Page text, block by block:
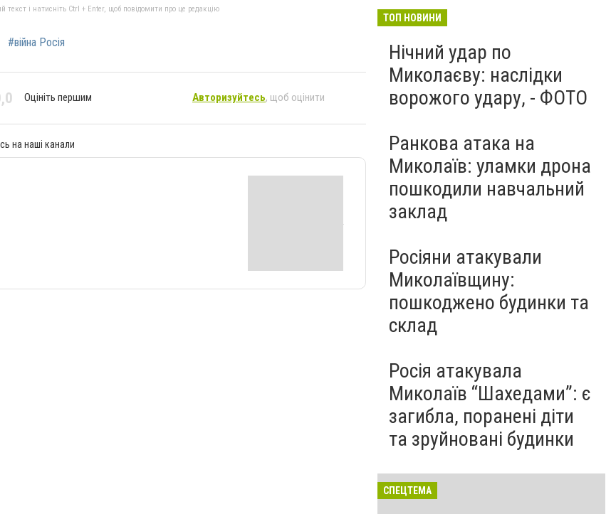
текст і натисніть Ctrl + Enter, щоб повідомити про це редакцію
#війна Росія
Оцініть першим Авторизуйтесь, щоб оцінити
на наші канали
ТОП НОВИНИ
Нічний удар по
Миколаєву: наслідки
ворожого удару, - ФОТО
Ранкова атака на
Миколаїв: уламки дрона
пошкодили навчальний
заклад
Росіяни атакували
Миколаївщину:
пошкоджено будинки та
склад
Росія атакувала
Миколаїв “Шахедами”: є
загибла, поранені діти
та зруйновані будинки
СПЕЦТЕМА